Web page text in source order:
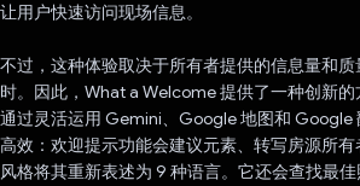
让用户快速访问现场信息。
不过，这种体验取决于所有者提供的信息量和
时。因此，What a Welcome 提供了一种创新的
通过灵活运用 Gemini、Google 地图和 Google
高效：欢迎提示功能会建议元素、转写房源所
风格将其重新表述为 9 种语言。它还会查找最